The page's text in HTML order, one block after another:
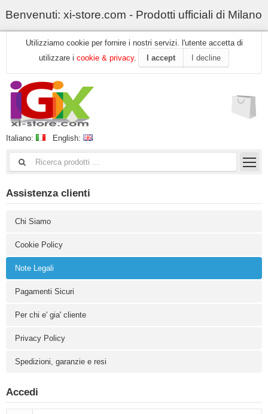
Benvenuti: xi-store.com - Prodotti ufficiali di Milano
Utilizziamo cookie per fornire i nostri servizi. l'utente accetta di
utilizzare i cookie & privacy. I accept I decline
Italiano: English:
Assistenza clienti
Chi Siamo
Cookie Policy
Note Legali
Pagamenti Sicuri
Per chi e' gia' cliente
Privacy Policy
Spedizioni, garanzie e resi
Accedi